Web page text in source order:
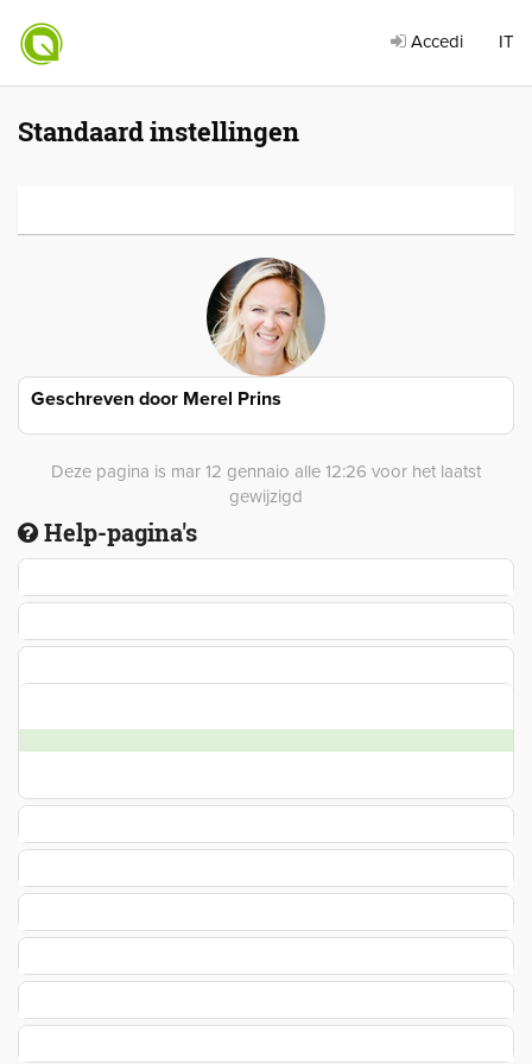
Accedi IT
Standaard instellingen
Geschreven door Merel Prins
Deze pagina is mar 12 gennaio alle 12:26 voor het laatst
gewijzigd
Help-pagina's